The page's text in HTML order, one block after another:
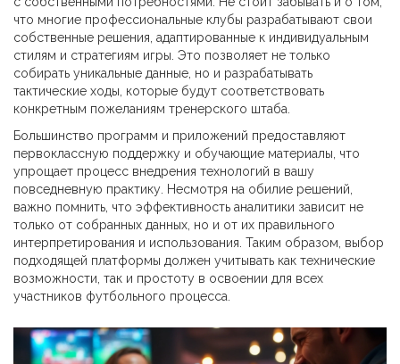
что многие профессиональные клубы разрабатывают свои
собственные решения, адаптированные к индивидуальным
стилям и стратегиям игры. Это позволяет не только
собирать уникальные данные, но и разрабатывать
тактические ходы, которые будут соответствовать
конкретным пожеланиям тренерского штаба.
Большинство программ и приложений предоставляют
первоклассную поддержку и обучающие материалы, что
упрощает процесс внедрения технологий в вашу
повседневную практику. Несмотря на обилие решений,
важно помнить, что эффективность аналитики зависит не
только от собранных данных, но и от их правильного
интерпретирования и использования. Таким образом, выбор
подходящей платформы должен учитывать как технические
возможности, так и простоту в освоении для всех
участников футбольного процесса.